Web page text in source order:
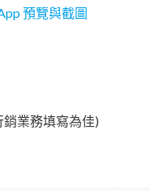
預覽與截圖
業務填寫為佳)